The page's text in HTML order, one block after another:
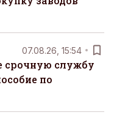
07.08.26, 15:54
срочную службу
по